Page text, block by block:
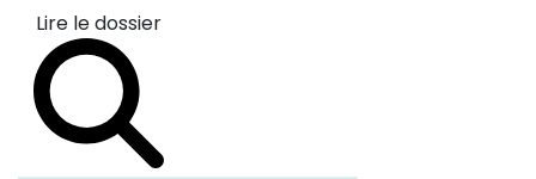
Lire le dossier